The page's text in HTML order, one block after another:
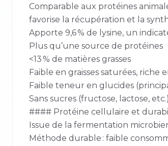
Comparable aux protéines
favorise la récupération et la
Apporte 9,6 % de lysine, un
Plus qu’une source de protéines
<13 % de matières grasses
Faible en graisses saturées, riche
Faible teneur en glucides
Sans sucres (fructose, lactose, etc.)
#### Protéine cellulaire et
Issue de la fermentation
Méthode durable : faible